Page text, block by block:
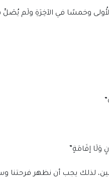
وخمسًا في الآخِرَةِ ولَم يُصَلِّ
وَلَا إقَامَةٍ”
لذلك يجب أن نظهر فرحتنا